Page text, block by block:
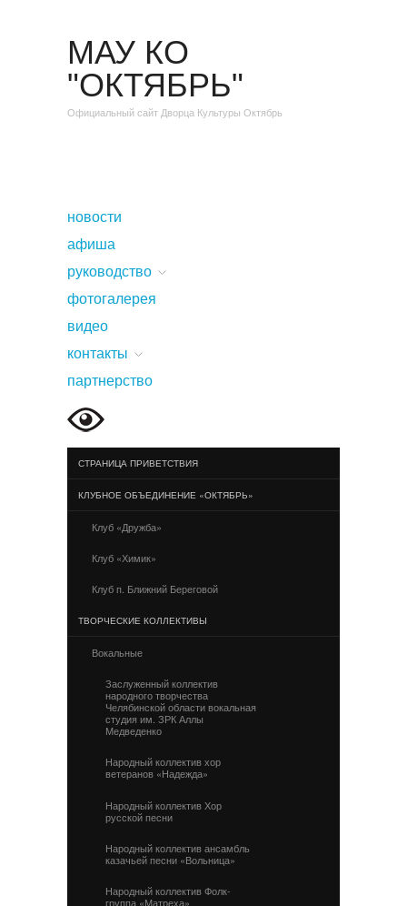
МАУ КО
"ОКТЯБРЬ"
Официальный сайт Дворца Культуры Октябрь
новости
афиша
руководство
фотогалерея
видео
контакты
партнерство
СТРАНИЦА ПРИВЕТСТВИЯ
КЛУБНОЕ ОБЪЕДИНЕНИЕ «ОКТЯБРЬ»
Клуб «Дружба»
Клуб «Химик»
Клуб п. Ближний Береговой
ТВОРЧЕСКИЕ КОЛЛЕКТИВЫ
Вокальные
Заслуженный коллектив
народного творчества
Челябинской области вокальная
студия им. ЗРК Аллы
Медведенко
Народный коллектив хор
ветеранов «Надежда»
Народный коллектив Хор
русской песни
Народный коллектив ансамбль
казачьей песни «Вольница»
Народный коллектив Фолк-
группа «Матреха»